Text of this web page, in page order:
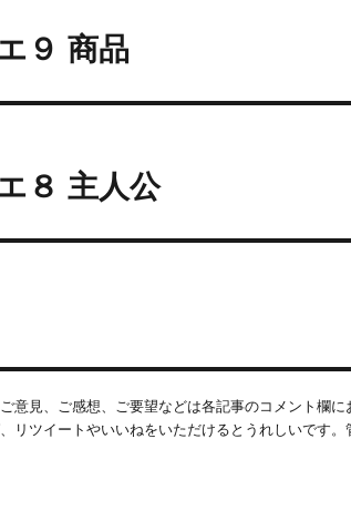
９ 商品
８ 主人公
意見、ご感想、ご要望などは各記事のコメント欄に
リツイートやいいねをいただけるとうれしいです。